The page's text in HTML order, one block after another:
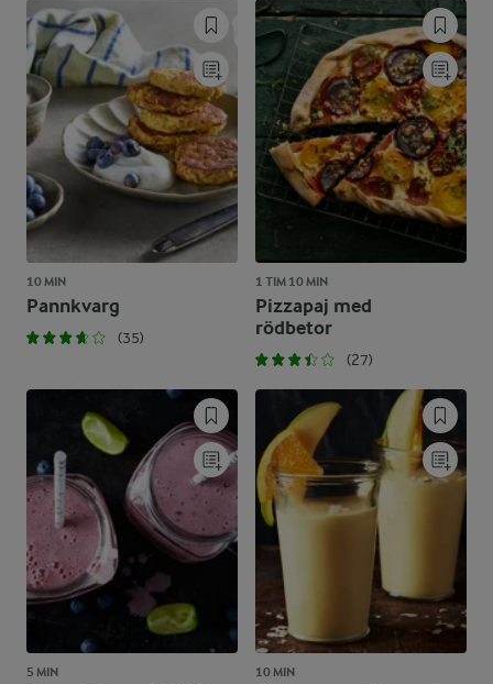
10 MIN
Pannkvarg
(35)
1 TIM 10 MIN
Pizzapaj med
rödbetor
(27)
5 MIN 10 MIN